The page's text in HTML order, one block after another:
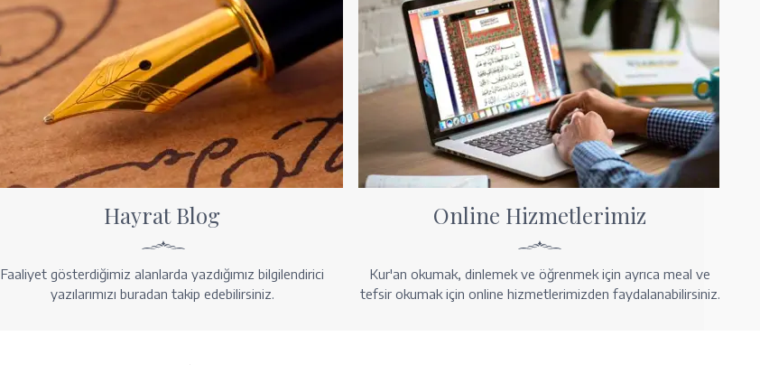
Hayrat Blog
Faaliyet gösterdiğimiz alanlarda yazdığımız bilgilendirici
yazılarımızı buradan takip edebilirsiniz.
Online Hizmetlerimiz
Kur'an okumak, dinlemek ve öğrenmek için ayrıca meal ve
tefsir okumak için online hizmetlerimizden faydalanabilirsiniz.